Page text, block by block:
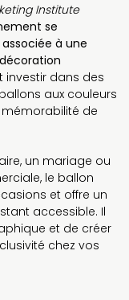
Institute
se
à une
investir dans des
aux couleurs
de
un mariage ou
le ballon
et offre un
accessible. Il
et de créer
chez vos